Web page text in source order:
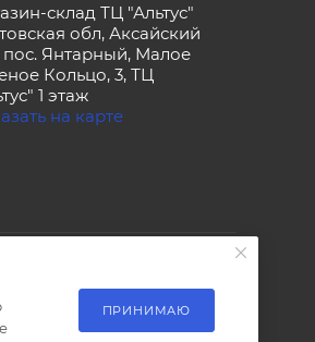
склад ТЦ "Альтус"
обл, Аксайский
пос. Янтарный, Малое
Кольцо, 3, ТЦ
1 этаж
на карте
ПРИНИМАЮ